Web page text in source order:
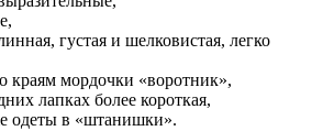
густая и шелковистая, легко
краям мордочки «воротник»,
лапках более короткая,
одеты в «штанишки».